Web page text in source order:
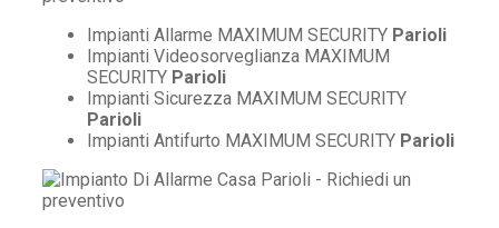
Impianti Allarme MAXIMUM SECURITY Parioli
Impianti Videosorveglianza MAXIMUM
SECURITY Parioli
Impianti Sicurezza MAXIMUM SECURITY
Parioli
Impianti Antifurto MAXIMUM SECURITY Parioli